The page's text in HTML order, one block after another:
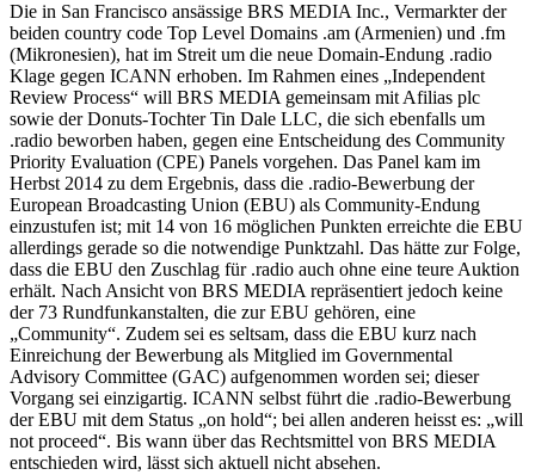
Die in San Francisco ansässige BRS MEDIA Inc., Vermarkter der
beiden country code Top Level Domains .am (Armenien) und .fm
(Mikronesien), hat im Streit um die neue Domain-Endung .radio
Klage gegen ICANN erhoben. Im Rahmen eines „Independent
Review Process“ will BRS MEDIA gemeinsam mit Afilias plc
sowie der Donuts-Tochter Tin Dale LLC, die sich ebenfalls um
.radio beworben haben, gegen eine Entscheidung des Community
Priority Evaluation (CPE) Panels vorgehen. Das Panel kam im
Herbst 2014 zu dem Ergebnis, dass die .radio-Bewerbung der
European Broadcasting Union (EBU) als Community-Endung
einzustufen ist; mit 14 von 16 möglichen Punkten erreichte die EBU
allerdings gerade so die notwendige Punktzahl. Das hätte zur Folge,
dass die EBU den Zuschlag für .radio auch ohne eine teure Auktion
erhält. Nach Ansicht von BRS MEDIA repräsentiert jedoch keine
der 73 Rundfunkanstalten, die zur EBU gehören, eine
„Community“. Zudem sei es seltsam, dass die EBU kurz nach
Einreichung der Bewerbung als Mitglied im Governmental
Advisory Committee (GAC) aufgenommen worden sei; dieser
Vorgang sei einzigartig. ICANN selbst führt die .radio-Bewerbung
der EBU mit dem Status „on hold“; bei allen anderen heisst es: „will
not proceed“. Bis wann über das Rechtsmittel von BRS MEDIA
entschieden wird, lässt sich aktuell nicht absehen.